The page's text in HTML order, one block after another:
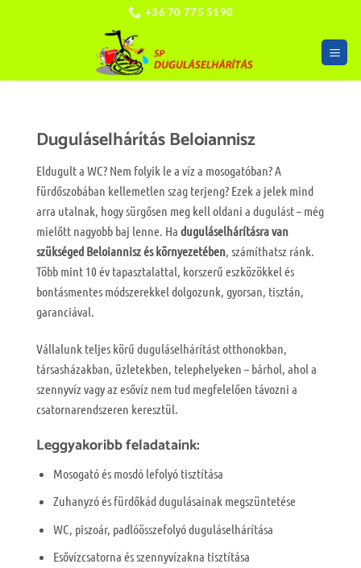
+36 70 775 5190
Duguláselhárítás Beloiannisz
Eldugult a WC? Nem folyik le a víz a mosogatóban? A
fürdőszobában kellemetlen szag terjeng? Ezek a jelek mind
arra utalnak, hogy sürgősen meg kell oldani a dugulást – még
mielőtt nagyobb baj lenne. Ha duguláselhárításra van
szükséged Beloiannisz és környezetében, számíthatsz ránk.
Több mint 10 év tapasztalattal, korszerű eszközökkel és
bontásmentes módszerekkel dolgozunk, gyorsan, tisztán,
garanciával.
Vállalunk teljes körű duguláselhárítást otthonokban,
társasházakban, üzletekben, telephelyeken – bárhol, ahol a
szennyvíz vagy az esővíz nem tud megfelelően távozni a
csatornarendszeren keresztül.
Leggyakoribb feladataink:
Mosogató és mosdó lefolyó tisztítása
Zuhanyzó és fürdőkád dugulásainak megszüntetése
WC, piszoár, padlóösszefolyó duguláselhárítása
Esővízcsatorna és szennyvízakna tisztítása